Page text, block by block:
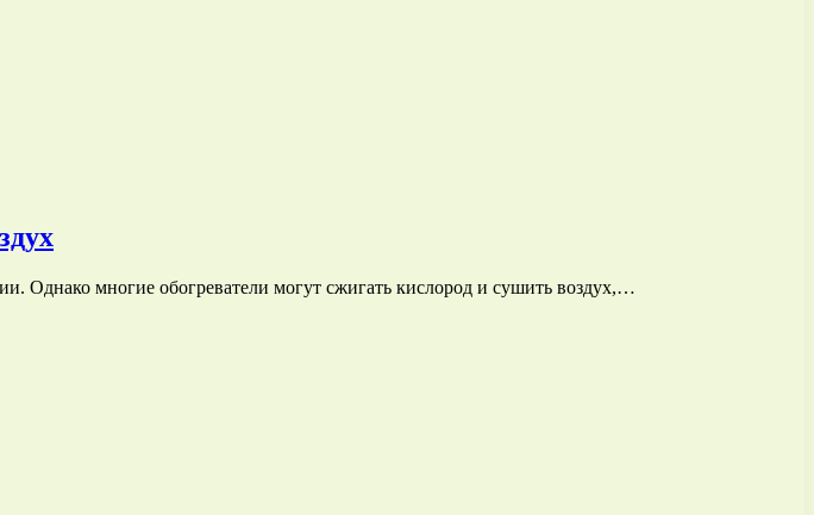
Однако многие обогреватели могут сжигать кислород и сушить воздух,…